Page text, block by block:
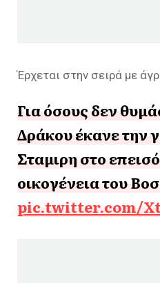
Έρχεται στην σειρά με
Για όσους δεν
Δράκου έκανε την
Σταμιρη στο
οικογένεια του
pic.twitter.com/